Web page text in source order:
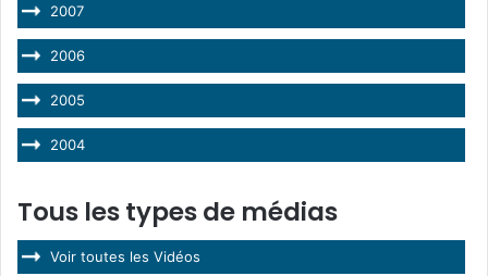
2007
2006
2005
2004
Tous les types de médias
Voir toutes les Vidéos